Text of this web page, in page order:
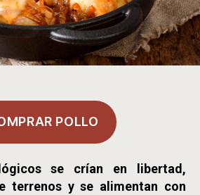
POLLO
se crían en libertad,
terrenos y se alimentan con